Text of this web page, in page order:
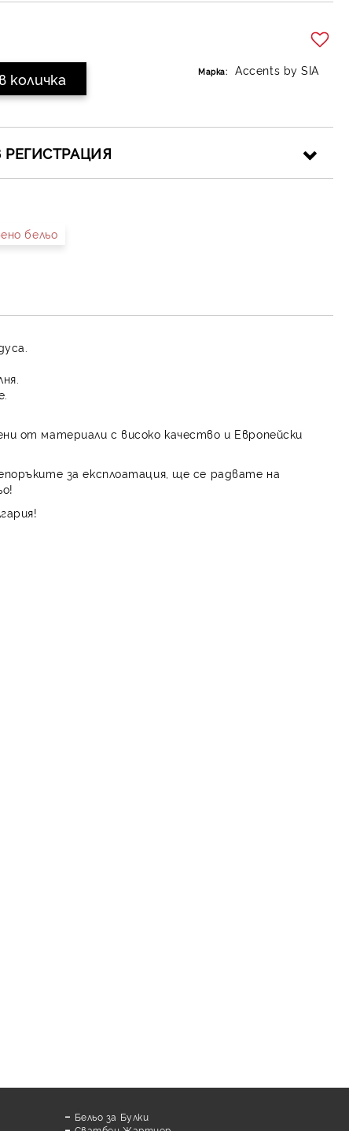
Марка: Accents by SIA
РЕГИСТРАЦИЯ
бельо
от материали с високо качество и Европейски
за експлоатация, ще се радвате на
Бельо за Булки